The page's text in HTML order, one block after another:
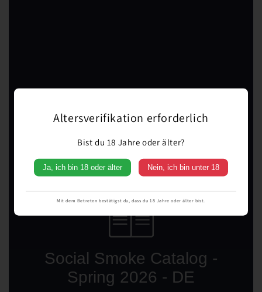
Altersverifikation erforderlich
Bist du 18 Jahre oder älter?
Ja, ich bin 18 oder älter Nein, ich bin unter 18
Mit dem Betreten bestätigst du, dass du 18 Jahre oder älter bist.